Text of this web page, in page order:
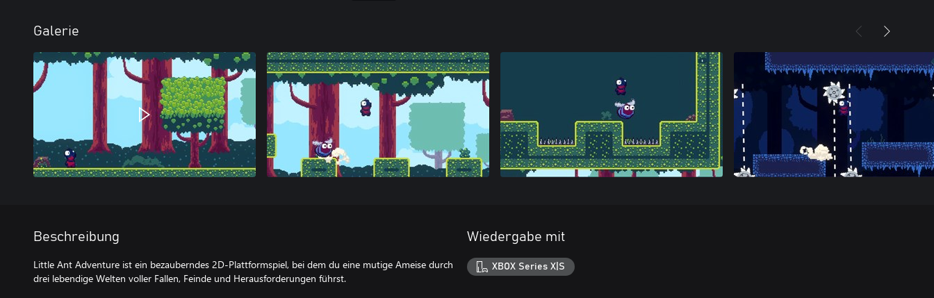
Galerie
Beschreibung
Little Ant Adventure ist ein bezauberndes 2D-Plattformspiel, bei dem du eine mutige Ameise durch
drei lebendige Welten voller Fallen, Feinde und Herausforderungen führst.
Wiedergabe mit
XBOX Series X|S